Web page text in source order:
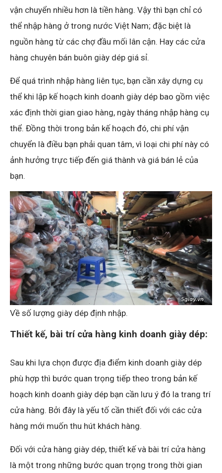
vận chuyển nhiều hơn là tiền hàng. Vậy thì bạn chỉ có
thể nhập hàng ở trong nước Việt Nam; đặc biệt là
nguồn hàng từ các chợ đầu mối lân cận. Hay các cửa
hàng chuyên bán buôn giày dép giá sỉ.
Để quá trình nhập hàng liên tục, bạn cần xây dựng cụ
thể khi lập kế hoạch kinh doanh giày dép bao gồm việc
xác định thời gian giao hàng, ngày tháng nhập hàng cụ
thể. Đồng thời trong bản kế hoạch đó, chi phí vận
chuyển là điều bạn phải quan tâm, vì loại chi phí này có
ảnh hưởng trực tiếp đến giá thành và giá bán lẻ của
bạn.
Về số lượng giày dép định nhập.
Thiết kế, bài trí cửa hàng kinh doanh giày dép:
Sau khi lựa chọn được địa điểm kinh doanh giày dép
phù hợp thì bước quan trọng tiếp theo trong bản kế
hoạch kinh doanh giày dép bạn cần lưu ý đó la trang trí
cửa hàng. Bởi đây là yếu tố cần thiết đối với các cửa
hàng mới muốn thu hút khách hàng.
Đối với cửa hàng giày dép, thiết kế và bài trí cửa hàng
là một trong những bước quan trọng trong thời gian